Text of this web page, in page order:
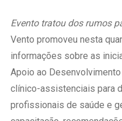
Estrutura de
Exames -
Farmácia
Fisioterapia
Evento tratou dos rumos
Vento promoveu nesta
informações sobre as
Apoio ao
clínico-assistenciais para
profissionais de saúde e